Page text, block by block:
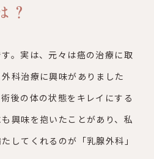
？
。実は、元々は癌の治療に取
科治療に興味がありました
術後の体の状態をキレイにする
興味を抱いたことがあり、私
してくれるのが 「乳腺外科」